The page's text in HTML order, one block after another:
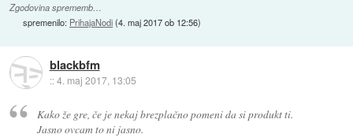
Zgodovina sprememb…
spremenilo: PrihajaNodi(4. maj 2017 ob 12:56)
blackbfm
::4. maj 2017, 13:05
Kako že gre, če je nekaj brezplačno pomeni da si produkt ti.
Jasno ovcam to ni jasno.